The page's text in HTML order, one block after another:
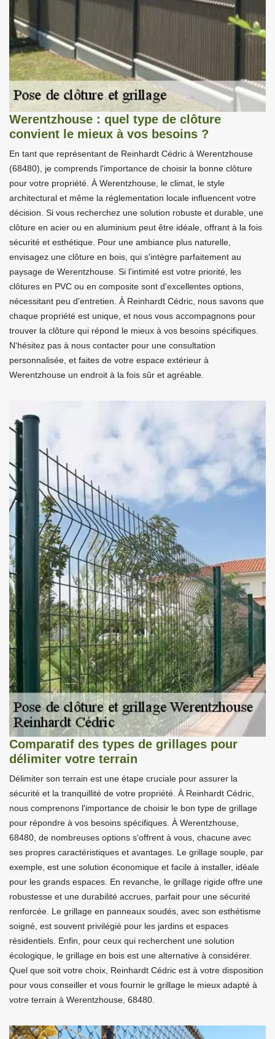
Werentzhouse : quel type de clôture
convient le mieux à vos besoins ?
En tant que représentant de Reinhardt Cédric à Werentzhouse
(68480), je comprends l'importance de choisir la bonne clôture
pour votre propriété. À Werentzhouse, le climat, le style
architectural et même la réglementation locale influencent votre
décision. Si vous recherchez une solution robuste et durable, une
clôture en acier ou en aluminium peut être idéale, offrant à la fois
sécurité et esthétique. Pour une ambiance plus naturelle,
envisagez une clôture en bois, qui s'intègre parfaitement au
paysage de Werentzhouse. Si l'intimité est votre priorité, les
clôtures en PVC ou en composite sont d'excellentes options,
nécessitant peu d'entretien. À Reinhardt Cédric, nous savons que
chaque propriété est unique, et nous vous accompagnons pour
trouver la clôture qui répond le mieux à vos besoins spécifiques.
N'hésitez pas à nous contacter pour une consultation
personnalisée, et faites de votre espace extérieur à
Werentzhouse un endroit à la fois sûr et agréable.
Comparatif des types de grillages pour
délimiter votre terrain
Délimiter son terrain est une étape cruciale pour assurer la
sécurité et la tranquillité de votre propriété. À Reinhardt Cédric,
nous comprenons l'importance de choisir le bon type de grillage
pour répondre à vos besoins spécifiques. À Werentzhouse,
68480, de nombreuses options s'offrent à vous, chacune avec
ses propres caractéristiques et avantages. Le grillage souple, par
exemple, est une solution économique et facile à installer, idéale
pour les grands espaces. En revanche, le grillage rigide offre une
robustesse et une durabilité accrues, parfait pour une sécurité
renforcée. Le grillage en panneaux soudés, avec son esthétisme
soigné, est souvent privilégié pour les jardins et espaces
résidentiels. Enfin, pour ceux qui recherchent une solution
écologique, le grillage en bois est une alternative à considérer.
Quel que soit votre choix, Reinhardt Cédric est à votre disposition
pour vous conseiller et vous fournir le grillage le mieux adapté à
votre terrain à Werentzhouse, 68480.